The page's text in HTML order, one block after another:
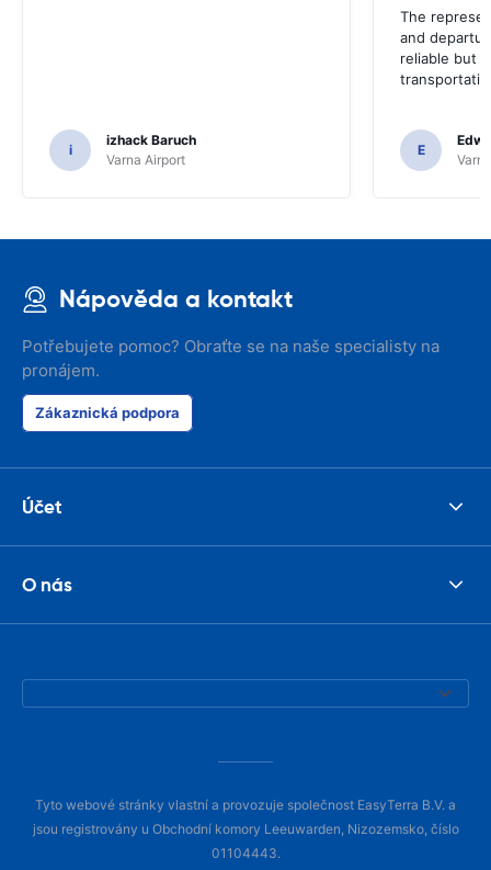
i
izhack Baruch
Varna Airport
The
and
reliable but
E
Nápověda a kontakt
Potřebujete pomoc? Obraťte se na naše specialisty na
pronájem.
Zákaznická podpora
Účet
O nás
Tyto webové stránky vlastní a provozuje společnost EasyTerra B.V. a
jsou registrovány u Obchodní komory Leeuwarden, Nizozemsko, číslo
01104443.